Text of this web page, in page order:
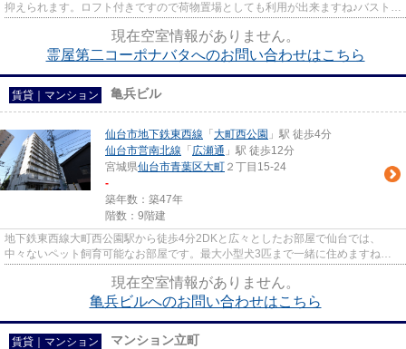
抑えられます。ロフト付きですので荷物置場としても利用が出来ますね♪バストイ
現在空室情報がありません。
霊屋第二コーポナバタへのお問い合わせはこちら
賃貸｜マンション 亀兵ビル
仙台市地下鉄東西線 「 大町西公園 」駅 徒歩4分
仙台市営南北線 「 広瀬通 」駅 徒歩12分
宮城県仙台市青葉区大町 ２丁目15-24
-
築年数：築47年
階数：9階建
地下鉄東西線大町西公園駅から徒歩4分2DKと広々としたお部屋で仙台では、
中々ないペット飼育可能なお部屋です。最大小型犬3匹まで一緒に住めますね！1
現在空室情報がありません。
亀兵ビルへのお問い合わせはこちら
賃貸｜マンション マンション立町